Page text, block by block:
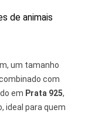
de animais
um tamanho
com
em Prata 925,
ideal para quem